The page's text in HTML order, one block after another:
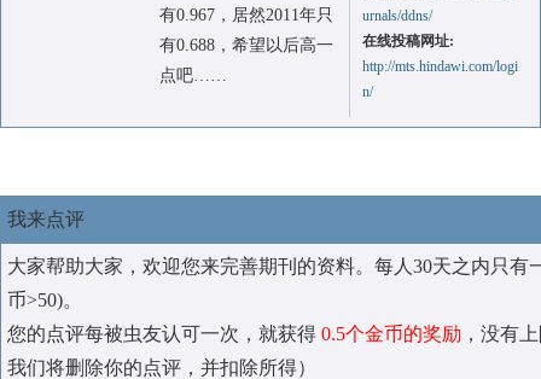
有0.967，居然2011年只
有0.688，希望以后高一
点吧……
urnals/ddns/
在线投稿网址:
http://mts.hindawi.com/logi
n/
我来点评
大家帮助大家，欢迎您来完善期刊的资料。每人30天之内只有
币>50)。
您的点评每被虫友认可一次，就获得 0.5个金币的奖励 ，没有
我们将删除你的点评，并扣除所得）